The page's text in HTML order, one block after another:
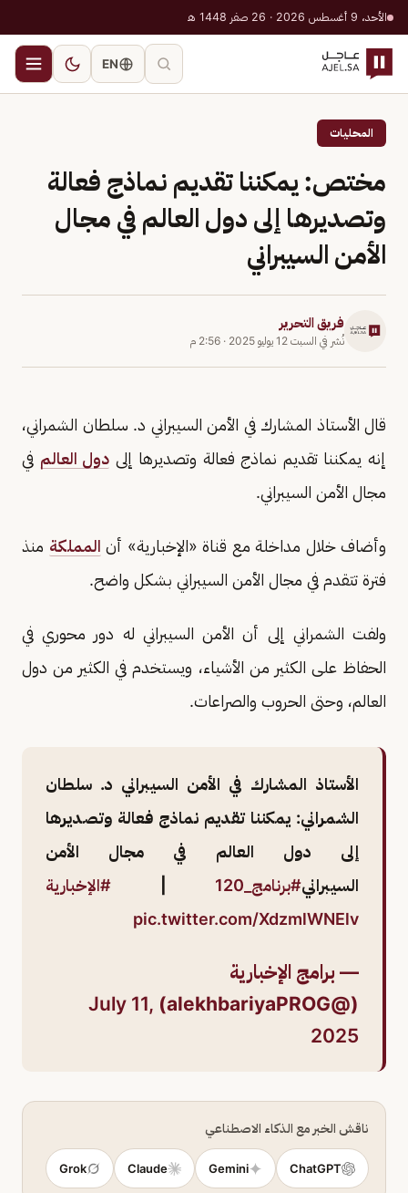
الأحد، 9 أغسطس 2026 · 26 صفر 1448 هـ
EN
المحليات
مختص: يمكننا تقديم نماذج فعالة
وتصديرها إلى دول العالم في مجال
الأمن السيبراني
فريق التحرير
نُشر في السبت 12 يوليو 2025 · 2:56 م
قال الأستاذ المشارك في الأمن السيبراني د. سلطان الشمراني،
إنه يمكننا تقديم نماذج فعالة وتصديرها إلى دول العالم في
مجال الأمن السيبراني.
وأضاف خلال مداخلة مع قناة «الإخبارية» أن المملكة منذ
فترة تتقدم في مجال الأمن السيبراني بشكل واضح.
ولفت الشمراني إلى أن الأمن السيبراني له دور محوري في
الحفاظ على الكثير من الأشياء، ويستخدم في الكثير من دول
العالم، وحتى الحروب والصراعات.
الأستاذ المشارك في الأمن السيبراني د. سلطان
الشمراني: يمكننا تقديم نماذج فعالة وتصديرها
إلى دول العالم في مجال الأمن
السيبراني#برنامج_120
#الإخبارية
pic.twitter.com/XdzmlWNElv
— برامج الإخبارية
(@alekhbariyaPROG)
July 11,
2025
ناقش الخبر مع الذكاء الاصطناعي
ChatGPT
Gemini
Claude
Grok